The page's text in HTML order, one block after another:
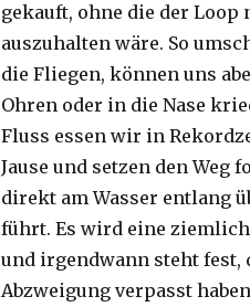
gekauft, ohne die der Loop
auszuhalten wäre. So
die Fliegen, können uns
Ohren oder in die Nase
Fluss essen wir in
Jause und setzen den Weg
direkt am Wasser entlang
führt. Es wird eine
und irgendwann steht fest,
Abzweigung verpasst